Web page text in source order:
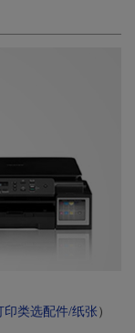
印类选配件/纸张 ）